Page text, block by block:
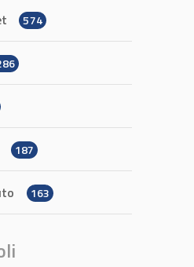
574
187
163